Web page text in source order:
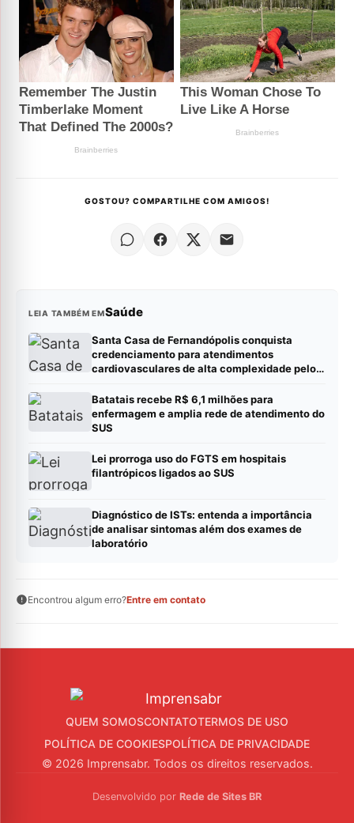
GOSTOU? COMPARTILHE COM AMIGOS!
LEIA TAMBÉM EMSaúde
Santa Casa de Fernandópolis conquista
credenciamento para atendimentos
cardiovasculares de alta complexidade pelo
Batatais recebe R$ 6,1 milhões para
enfermagem e amplia rede de atendimento do
SUS
Lei prorroga uso do FGTS em hospitais
filantrópicos ligados ao SUS
Diagnóstico de ISTs: entenda a importância
de analisar sintomas além dos exames de
laboratório
Encontrou algum erro?Entre em contato
QUEM SOMOSCONTATOTERMOS DE USO
POLÍTICA DE COOKIESPOLÍTICA DE PRIVACIDADE
© 2026 Imprensabr. Todos os direitos reservados.
Desenvolvido por Rede de Sites BR